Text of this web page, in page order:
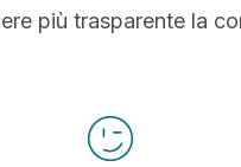
più trasparente la